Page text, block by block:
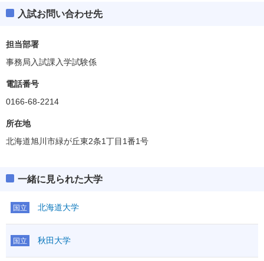
入試お問い合わせ先
担当部署
事務局入試課入学試験係
電話番号
0166-68-2214
所在地
北海道旭川市緑が丘東2条1丁目1番1号
一緒に見られた大学
国立 北海道大学
国立 秋田大学